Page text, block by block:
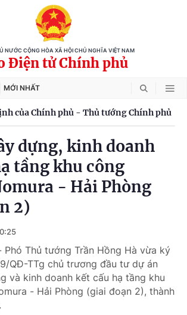
NƯỚC CỘNG HÒA XÃ HỘI CHỦ NGHĨA VIỆT NAM
Điện tử Chính phủ
MỚI NHẤT
của Chính phủ - Thủ tướng Chính phủ
dựng, kinh doanh
tầng khu công
- Hải Phòng
2)
Phó Thủ tướng Trần Hồng Hà vừa ký
QĐ-TTg chủ trương đầu tư dự án
và kinh doanh kết cấu hạ tầng khu
- Hải Phòng (giai đoạn 2), thành